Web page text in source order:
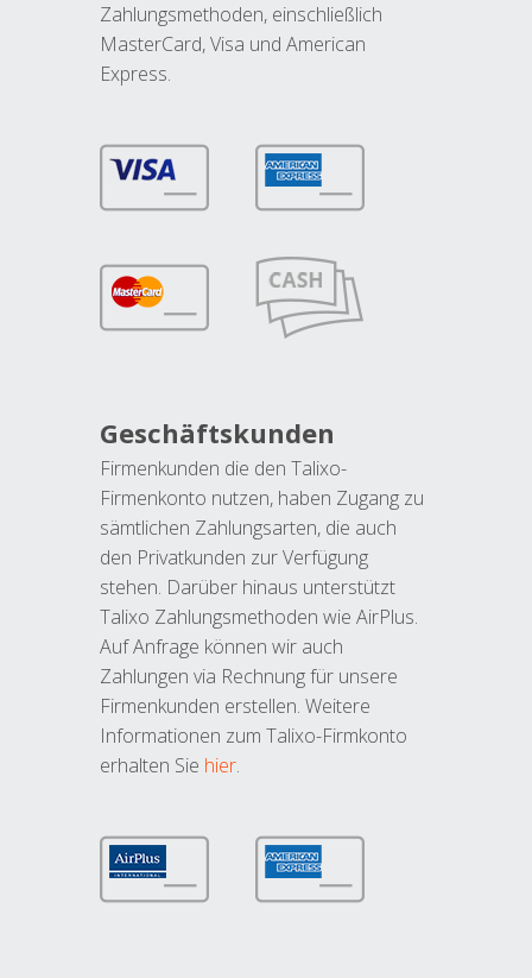
Zahlungsmethoden, einschließlich
MasterCard, Visa und American
Express.
Geschäftskunden
Firmenkunden die den Talixo-
Firmenkonto nutzen, haben Zugang zu
sämtlichen Zahlungsarten, die auch
den Privatkunden zur Verfügung
stehen. Darüber hinaus unterstützt
Talixo Zahlungsmethoden wie AirPlus.
Auf Anfrage können wir auch
Zahlungen via Rechnung für unsere
Firmenkunden erstellen. Weitere
Informationen zum Talixo-Firmkonto
erhalten Sie hier.